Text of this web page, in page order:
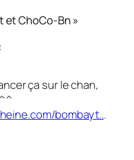
et ChoCo-Bn »
ça sur le chan,
bombayt...